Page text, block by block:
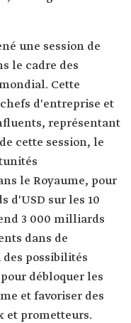
une session de
le cadre des
Cette
d'entreprise et
représentant
cette session, le
le Royaume, pour
d'USD sur les 10
3 000 milliards
dans de
possibilités
débloquer les
et favoriser des
et prometteurs.